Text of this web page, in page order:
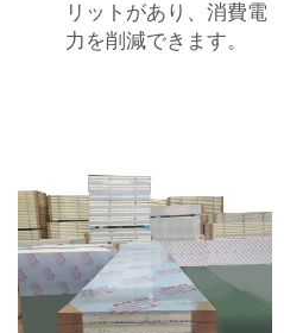
リットがあり、消費電
力を削減できます。